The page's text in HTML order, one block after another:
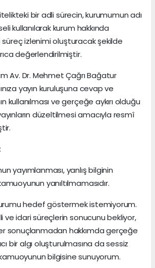
bir adli sürecin, kurumumun adı
kullanılarak kurum hakkında
izlenimi oluşturacak şekilde
değerlendirilmiştir.
Av. Dr. Mehmet Çağrı Bağatur
yayın kuruluşuna cevap ve
kullanılması ve gerçeğe aykırı olduğu
düzeltilmesi amacıyla resmî
yayımlanması, yanlış bilginin
yanıltılmamasıdır.
hedef göstermek istemiyorum.
ve idari süreçlerin sonucunu bekliyor,
sonuçlanmadan hakkımda gerçeğe
bir algı oluşturulmasına da sessiz
bilgisine sunuyorum.